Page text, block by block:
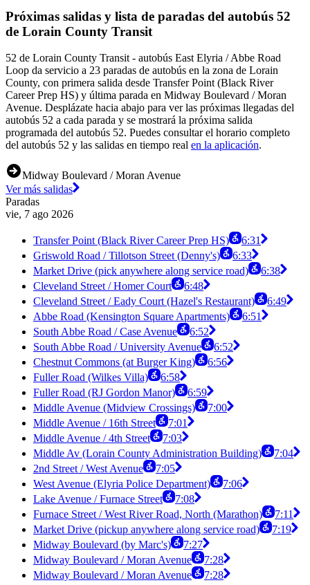
Próximas salidas y lista de paradas del autobús 52
de Lorain County Transit
52 de Lorain County Transit - autobús East Elyria / Abbe Road
Loop da servicio a 23 paradas de autobús en la zona de Lorain
County, con primera salida desde Transfer Point (Black River
Career Prep HS) y última parada en Midway Boulevard / Moran
Avenue. Desplázate hacia abajo para ver las próximas llegadas del
autobús 52 a cada parada y se mostrará la próxima salida
programada del autobús 52. Puedes consultar el horario completo
del autobús 52 y las salidas en tiempo real en la aplicación.
Midway Boulevard / Moran Avenue
Ver más salidas
Paradas
vie, 7 ago 2026
Transfer Point (Black River Career Prep HS)
6:31
Griswold Road / Tillotson Street (Denny's)
6:33
Market Drive (pick anywhere along service road)
6:38
Cleveland Street / Homer Court
6:48
Cleveland Street / Eady Court (Hazel's Restaurant)
6:49
Abbe Road (Kensington Square Apartments)
6:51
South Abbe Road / Case Avenue
6:52
South Abbe Road / University Avenue
6:52
Chestnut Commons (at Burger King)
6:56
Fuller Road (Wilkes Villa)
6:58
Fuller Road (RJ Gordon Manor)
6:59
Middle Avenue (Midview Crossings)
7:00
Middle Avenue / 16th Street
7:01
Middle Avenue / 4th Street
7:03
Middle Av (Lorain County Administration Building)
7:04
2nd Street / West Avenue
7:05
West Avenue (Elyria Police Department)
7:06
Lake Avenue / Furnace Street
7:08
Furnace Street / West River Road, North (Marathon)
7:11
Market Drive (pickup anywhere along service road)
7:19
Midway Boulevard (by Marc's)
7:27
Midway Boulevard / Moran Avenue
7:28
Midway Boulevard / Moran Avenue
7:28